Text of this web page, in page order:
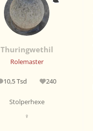
Thuringwethil
Rolemaster
10,5 Tsd
Beiträge 240
Reputation
Stolperhexe
♀